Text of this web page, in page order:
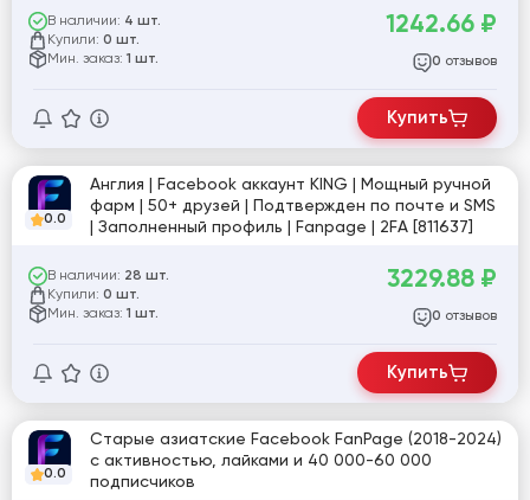
Фан-страница, 2Fa ( не всегда установлена ).
Исключительно ручное производство.Читайте
описание!
В наличии: 4 шт.
Купили: 0 шт.
Мин. заказ: 1 шт.
1242.66 ₽
0 отзывов
Купить
0.0
Англия | Facebook аккаунт KING | Мощный ручной
фарм | 50+ друзей | Подтвержден по почте и SMS
| Заполненный профиль | Fanpage | 2FA [811637]
В наличии: 28 шт.
Купили: 0 шт.
Мин. заказ: 1 шт.
3229.88 ₽
0 отзывов
Купить
0.0
Старые азиатские Facebook FanPage (2018-2024)
с активностью, лайками и 40 000-60 000
подписчиков